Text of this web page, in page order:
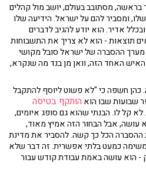
בראשה, מסתובב בעולם, יושב מול קהלים
ומסביר להם על ישראל. הידיעה שלו
אדיר. הוא יודע להגיב לדברים
תוצאות - הוא לא צריך את התשבוחות
ההסברה של ישראל סובל מקושי
האחד הזה, וואן מן בנד מה שנקרא,
כהן חשפה כי "לא פשוט ליוסף להתקבל
שבועות שבו הוא הותקף בטיסה
לא קל לו. הבנתי שהוא גם סופג איומים,
עושה, אבל הבחור הזה אמיץ מאוד,
ההסברה הכל כך קשה. להסביר את מדינת
כמעט בלתי אפשרית. זה דבר שלא
הוא עושה באמת עבודת קודש עבור